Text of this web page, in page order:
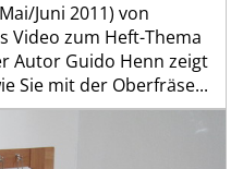
Juni 2011) von
Video zum Heft-Thema
Autor Guido Henn zeigt
Sie mit der Oberfräse...